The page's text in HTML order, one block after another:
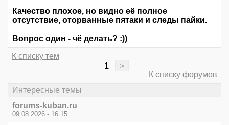
Качество плохое, но видно её полное
отсутствие, оторванные пятаки и следы пайки.
Вопрос один - чё делать? :))
К списку тем
1
>
К списку форумов
Интересные темы
forums-kuban.ru
09.08.2026 - 16:15